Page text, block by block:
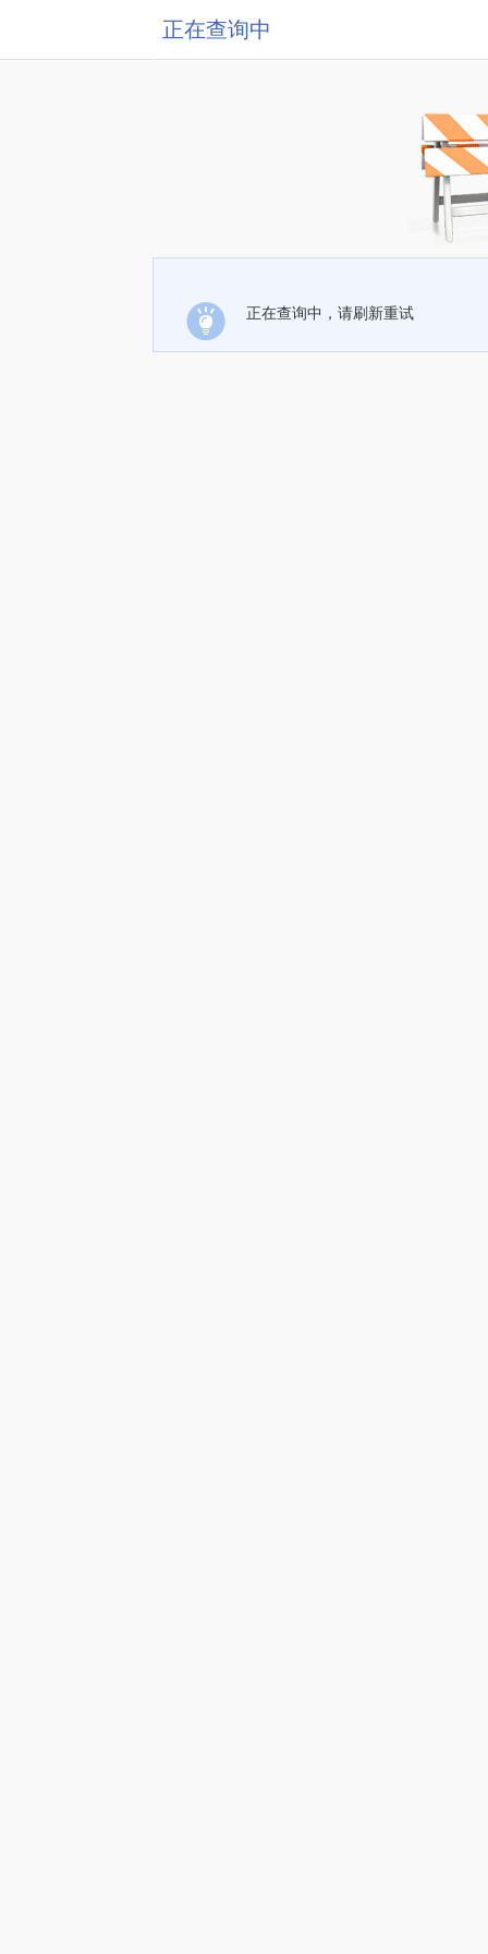
正在查询中
正在查询中，请刷新重试